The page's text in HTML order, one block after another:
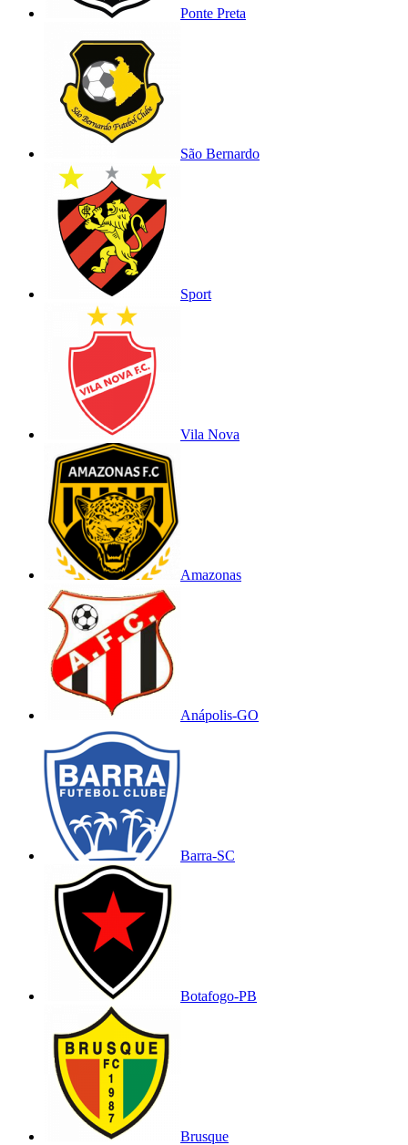
Ponte Preta
São Bernardo
Sport
Vila Nova
Amazonas
Anápolis-GO
Barra-SC
Botafogo-PB
Brusque